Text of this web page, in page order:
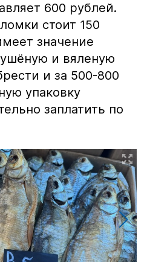
600 рублей.
стоит 150
значение
и вяленую
и за 500-800
упаковку
заплатить по